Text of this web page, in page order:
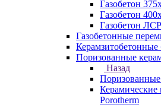
Газобетон
Газобетон
Газобетон ЛСР
Газобетонные
Керамзитобетонные
Поризованные
Назад
Поризованные
Керамические
Porotherm